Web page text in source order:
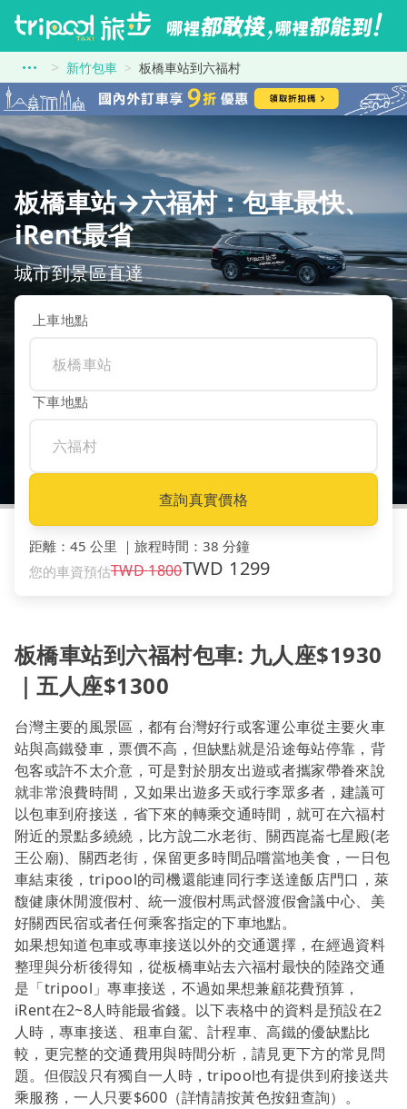
新竹包車 板橋車站到六福村
板橋車站→六福村：包車最快、
iRent最省
城市到景區直達
上車地點
下車地點
查詢真實價格
距離 ： 45 公里 ｜ 旅程時間 ： 38 分鐘
您的車資預估TWD1800TWD 1299
板橋車站到六福村包車: 九人座$1930
｜五人座$1300
台灣主要的風景區，都有台灣好行或客運公車從主要火車
站與高鐵發車，票價不高，但缺點就是沿途每站停靠，背
包客或許不太介意，可是對於朋友出遊或者攜家帶眷來說
就非常浪費時間，又如果出遊多天或行李眾多者，建議可
以包車到府接送，省下來的轉乘交通時間，就可在六福村
附近的景點多繞繞，比方說二水老街、關西崑崙七星殿(老
王公廟)、關西老街，保留更多時間品嚐當地美食，一日包
車結束後，tripool的司機還能連同行李送達飯店門口，萊
馥健康休閒渡假村、統一渡假村馬武督渡假會議中心、美
好關西民宿或者任何乘客指定的下車地點。
如果想知道包車或專車接送以外的交通選擇，在經過資料
整理與分析後得知，從板橋車站去六福村最快的陸路交通
是「tripool」專車接送，不過如果想兼顧花費預算，
iRent在2~8人時能最省錢。以下表格中的資料是預設在2
人時，專車接送、租車自駕、計程車、高鐵的優缺點比
較，更完整的交通費用與時間分析，請見更下方的常見問
題。但假設只有獨自一人時，tripool也有提供到府接送共
乘服務，一人只要$600（詳情請按黃色按鈕查詢）。